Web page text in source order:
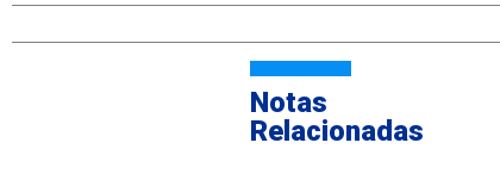
Notas
Relacionadas